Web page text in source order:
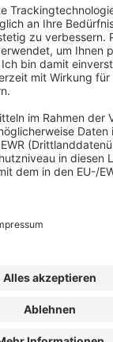
Uhr
Sie uns